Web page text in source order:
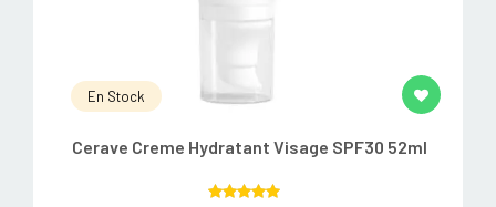
En Stock
Cerave Creme Hydratant Visage SPF30 52ml